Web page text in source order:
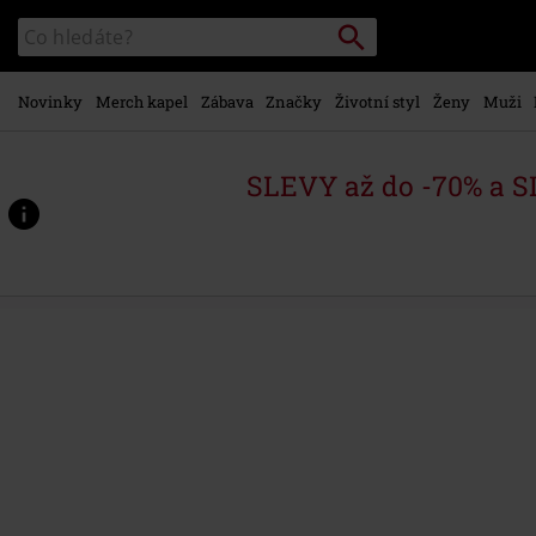
hlavnímu
obsahu
Katalog
vyhledávání
Vyhledávání
Novinky Merch kapel Zábava Značky Životní styl Ženy Muži
SLEVY až do -70% a